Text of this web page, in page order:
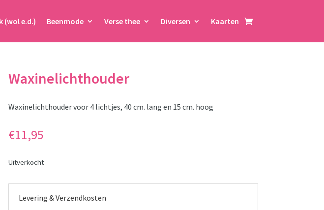
(wol e.d.) Beenmode Verse thee Diversen Kaarten
Waxinelichthouder
Waxinelichthouder voor 4 lichtjes, 40 cm. lang en 15 cm. hoog
€11,95
Uitverkocht
Levering & Verzendkosten